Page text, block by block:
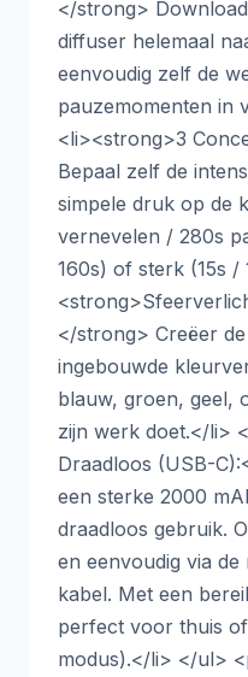
</strong>
diffuser helemaal
eenvoudig zelf de
pauzemomenten in
<li><strong>3
Bepaal zelf de
simpele druk op de
vernevelen / 280s
160s) of sterk (15s /
</strong> Creëer
ingebouwde
blauw, groen, geel,
zijn werk doet.</li>
Draadloos (USB-
een sterke 2000
draadloos gebruik.
en eenvoudig via de
kabel. Met een
perfect voor thuis
modus).</li> </ul>